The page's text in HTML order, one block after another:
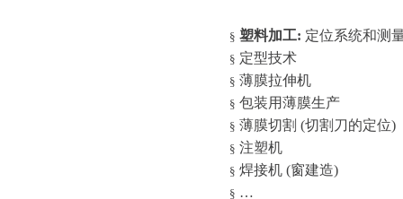
§ 塑料加工: 定位系统和测
§ 定型技术
§ 薄膜拉伸机
§ 包装用薄膜生产
§ 薄膜切割 (切割刀的定位)
§ 注塑机
§ 焊接机 (窗建造)
§ …